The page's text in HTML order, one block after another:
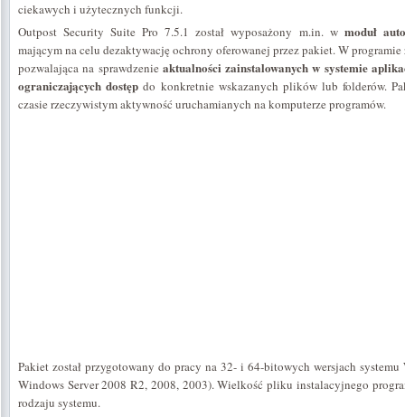
ciekawych i użytecznych funkcji.
Outpost Security Suite Pro 7.5.1 został wyposażony m.in. w moduł
mającym na celu dezaktywację ochrony oferowanej przez pakiet. W
pozwalająca na sprawdzenie aktualności zainstalowanych w systemie
ograniczających dostęp do konkretnie wskazanych plików lub folderów.
czasie rzeczywistym aktywność uruchamianych na komputerze programów.
Pakiet został przygotowany do pracy na 32- i 64-bitowych wersjach
Windows Server 2008 R2, 2008, 2003). Wielkość pliku instalacyjnego
rodzaju systemu.